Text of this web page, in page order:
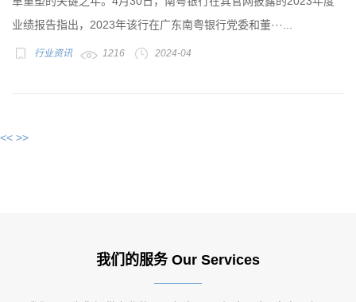
业绩报告指出，2023年该行在广东南粤银行党委和董···...
行业资讯 1216 2024-04
<< >>
我们的服务 Our Services